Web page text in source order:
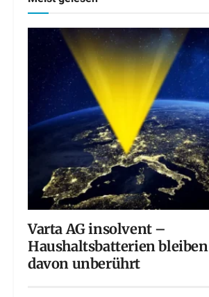
Varta AG insolvent –
Haushaltsbatterien bleiben
davon unberührt